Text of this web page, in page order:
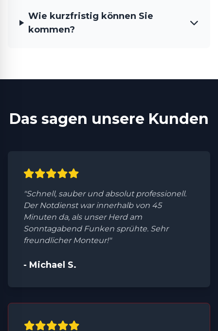
Wie kurzfristig können Sie
kommen?
Das sagen unsere Kunden
"Schnell, sauber und absolut professionell.
Der Notdienst war innerhalb von 45
Minuten da, als unser Herd am
Sonntagabend Funken sprühte. Sehr
freundlicher Monteur!"
- Michael S.